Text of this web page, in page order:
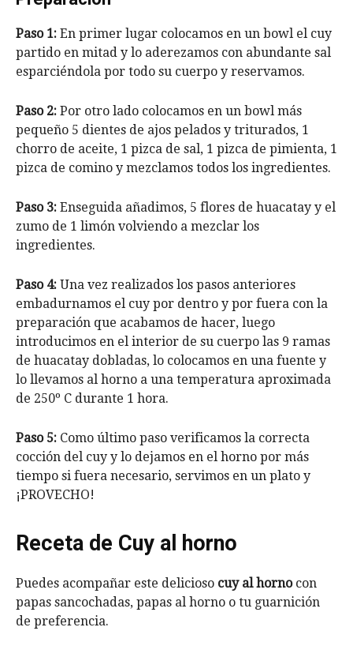
Paso 1: En primer lugar colocamos en un bowl el cuy
partido en mitad y lo aderezamos con abundante sal
esparciéndola por todo su cuerpo y reservamos.
Paso 2: Por otro lado colocamos en un bowl más
pequeño 5 dientes de ajos pelados y triturados, 1
chorro de aceite, 1 pizca de sal, 1 pizca de pimienta, 1
pizca de comino y mezclamos todos los ingredientes.
Paso 3: Enseguida añadimos, 5 flores de huacatay y el
zumo de 1 limón volviendo a mezclar los
ingredientes.
Paso 4: Una vez realizados los pasos anteriores
embadurnamos el cuy por dentro y por fuera con la
preparación que acabamos de hacer, luego
introducimos en el interior de su cuerpo las 9 ramas
de huacatay dobladas, lo colocamos en una fuente y
lo llevamos al horno a una temperatura aproximada
de 250º C durante 1 hora.
Paso 5: Como último paso verificamos la correcta
cocción del cuy y lo dejamos en el horno por más
tiempo si fuera necesario, servimos en un plato y
¡PROVECHO!
Receta de Cuy al horno
Puedes acompañar este delicioso cuy al hornocon
papas sancochadas, papas al horno o tu guarnición
de preferencia.